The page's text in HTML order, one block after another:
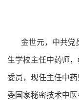
金世元，中共党员
生学校主任中药师
委员，现任主任中
委国家秘密技术中